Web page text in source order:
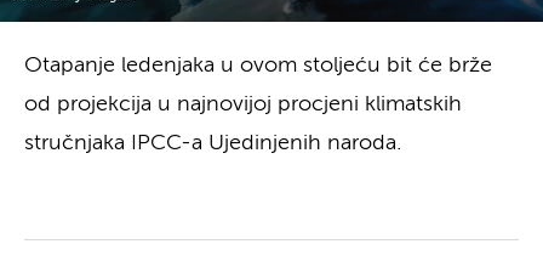
Otapanje ledenjaka u ovom stoljeću bit će brže
od projekcija u najnovijoj procjeni klimatskih
stručnjaka IPCC-a Ujedinjenih naroda.